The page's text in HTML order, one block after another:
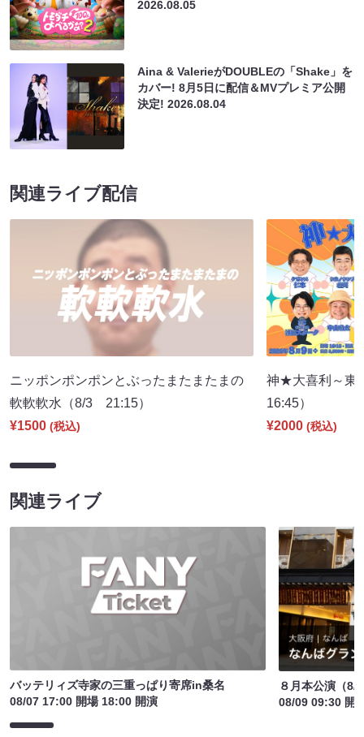
2026.08.05
Aina & ValerieがDOUBLEの「Shake」を
カバー! 8月5日に配信＆MVプレミア公開
決定!2026.08.04
関連ライブ配信
ニッポンポンポンとぶったまたまたまの
軟軟軟水（8/3 21:15）
¥1500 (税込)
神★大喜利～
16:45）
¥2000 (税込)
関連ライブ
バッテリィズ寺家の三重っぱり寄席in桑名
08/07 17:00 開場 18:00 開演
８月本公演（8/
08/09 09:30 開